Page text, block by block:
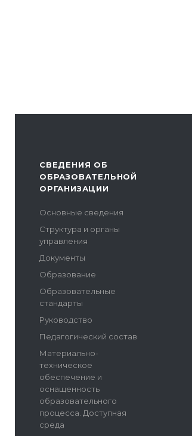
СВЕДЕНИЯ ОБ
ОБРАЗОВАТЕЛЬНОЙ
ОРГАНИЗАЦИИ
Основные сведения
Структура и органы
управления
Документы
Образование
Образовательные
стандарты
Руководство
Педагогический состав
Материально-
техническое
обеспечение и
оснащенность
образовательного
процесса. Доступная
среда